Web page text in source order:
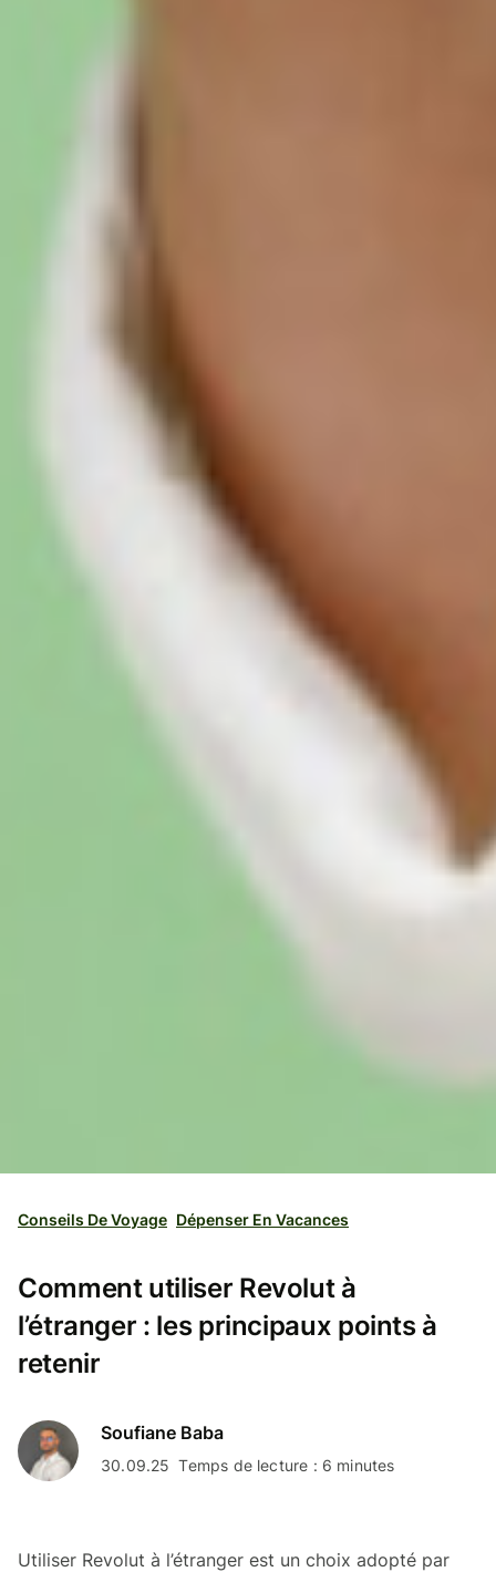
Conseils De Voyage Dépenser En Vacances
Comment utiliser Revolut à
l’étranger : les principaux points à
retenir
Soufiane Baba
30.09.25 Temps de lecture : 6 minutes
Utiliser Revolut à l’étranger est un choix adopté par